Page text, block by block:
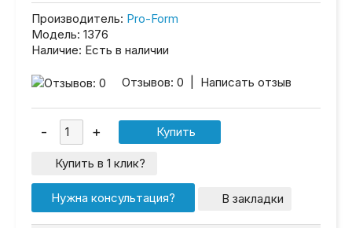
Производитель: Pro-Form
Модель: 1376
Наличие: Есть в наличии
Отзывов: 0 Написать отзыв
Купить в 1 клик?
Нужна консультация? В закладки